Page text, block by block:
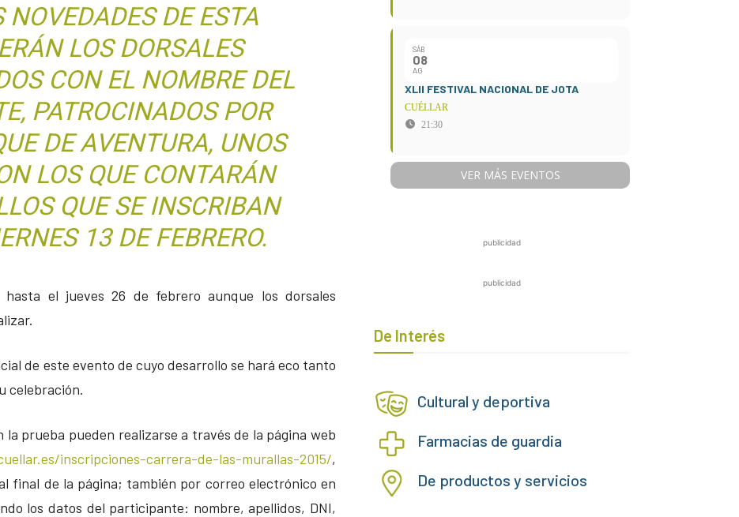
NOVEDADES DE ESTA
LOS DORSALES
CON EL NOMBRE DEL
PATROCINADOS POR
DE AVENTURA, UNOS
LOS QUE CONTARÁN
QUE SE INSCRIBAN
13 DE FEBRERO.
el jueves 26 de febrero aunque los dorsales
de este evento de cuyo desarrollo se hará eco tanto
celebración.
prueba pueden realizarse a través de la página web
inscripciones-carrera-de-las-murallas-2015/,
final de la página; también por correo electrónico en
los datos del participante: nombre, apellidos, DNI,
SÁB
08
AG
XLII FESTIVAL NACIONAL DE JOTA
CUÉLLAR
21:30
VER MÁS EVENTOS
publicidad
publicidad
De Interés
Cultural y deportiva
Farmacias de guardia
De productos y servicios